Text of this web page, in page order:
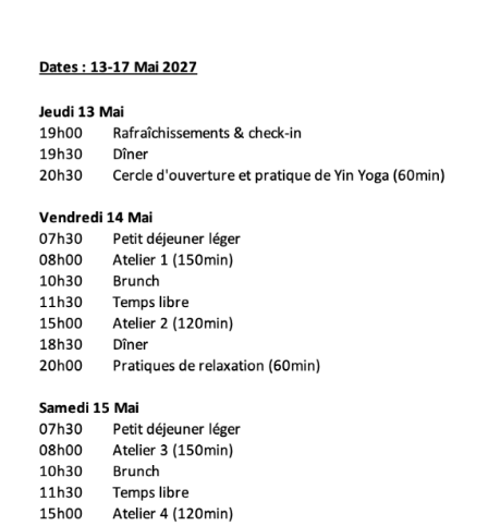
- 2 enseignants de renommée internationale avec
- Programme bilingue pour tous les niveaux,
débutants acceptés
- Cadre idyllique à la vue panoramique
Le lieu :
1647, Plateau de Beauregard, station La Clusaz,
Haute-Savoie
En collaboration avec Ashtanga Yoga Paris.
DESCRIPTIF DES ATELIERS ET COURS
Jeudi 13 mai, 20h30 – 21h30
Cercle d'ouverture et séance de yoga douce après le
voyage